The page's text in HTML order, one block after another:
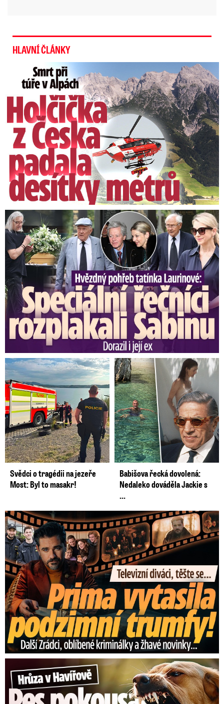
Více na:www.vsichnijsmelidi.cz
HLAVNÍ ČLÁNKY
Smrt Češky v Alpách: Zemřela při túře s rodiči
Speciální řečníci nad rakví Laurina: Rozbrečeli i dceru
Svědci o tragédii na jezeře
Most: Byl to masakr!
Babišova řecká dovolená:
Nedaleko dováděla Jackie s
...
Prima vytasila podzimní trumfy! Další Zrádci a žhavé novinky
Hrůza v Havířově: Pes pokousal chlapečka (2) ve tváři!